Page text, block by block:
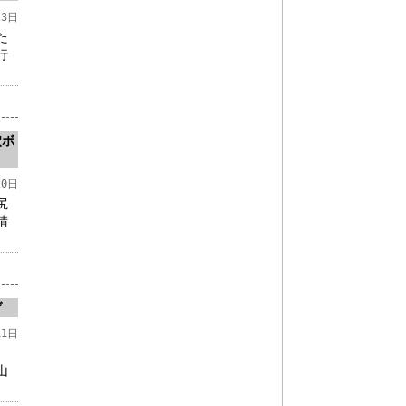
日
日
日